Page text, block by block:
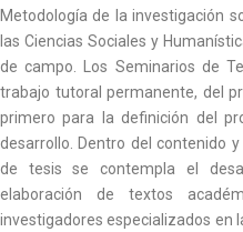
Metodología de la investigación
las Ciencias Sociales y
de campo. Los Seminarios de
trabajo tutoral permanente, del
primero para la definición del
desarrollo. Dentro del contenido
de tesis se contempla el
elaboración de textos
investigadores especializados en